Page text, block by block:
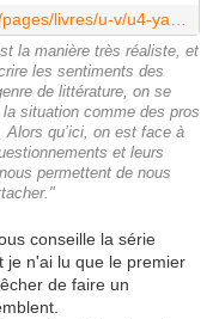
la manière très réaliste, et
les sentiments des
de littérature, on se
situation comme des pros
qu’ici, on est face à
et leurs
permettent de nous
conseille la série
je n'ai lu que le premier
de faire un